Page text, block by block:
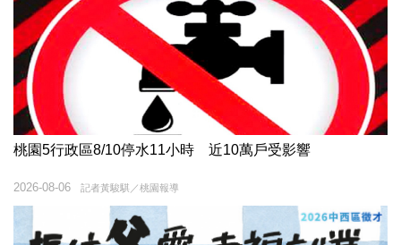
桃園5行政區8/10停水11小時 近10萬戶受影響
記者黃駿騏／桃園報導
2026-08-06